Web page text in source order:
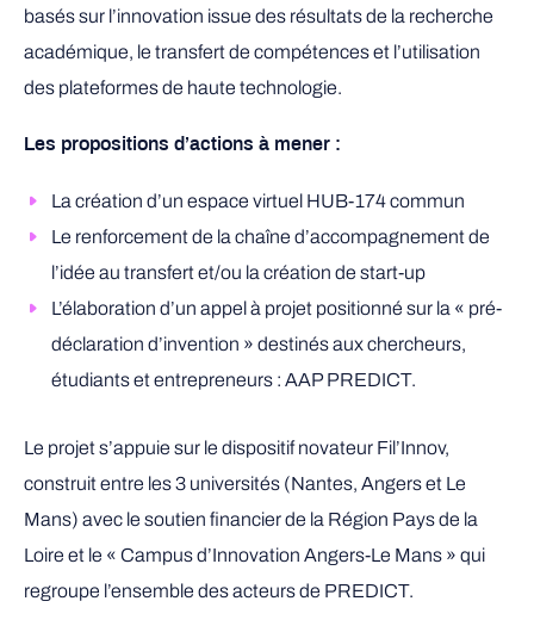
basés sur l’innovation issue des résultats de la recherche
académique, le transfert de compétences et l’utilisation
des plateformes de haute technologie.
Les propositions d’actions à mener :
La création d’un espace virtuel HUB-174 commun
Le renforcement de la chaîne d’accompagnement de
l’idée au transfert et/ou la création de start-up
L’élaboration d’un appel à projet positionné sur la « pré-
déclaration d’invention » destinés aux chercheurs,
étudiants et entrepreneurs : AAP PREDICT.
Le projet s’appuie sur le dispositif novateur Fil’Innov,
construit entre les 3 universités (Nantes, Angers et Le
Mans) avec le soutien financier de la Région Pays de la
Loire et le « Campus d’Innovation Angers-Le Mans » qui
regroupe l’ensemble des acteurs de PREDICT.